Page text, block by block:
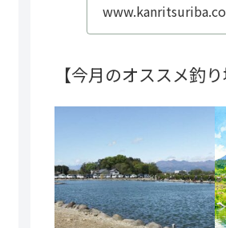
【今月のオススメ釣り